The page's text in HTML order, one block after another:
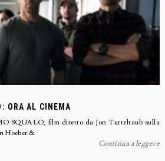
ORA AL CINEMA
SQUALO, film diretto da Jon Turteltaub sulla
Hoeber &
Continua a leggere